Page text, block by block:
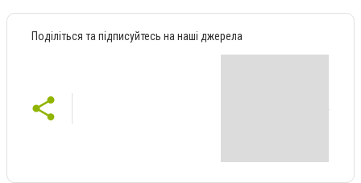
Поділіться та підписуйтесь на наші джерела